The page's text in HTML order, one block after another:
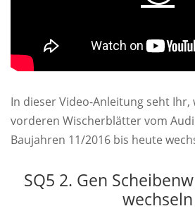
In dieser Video-Anleitung seht Ihr,
vorderen Wischerblätter vom Audi
Baujahren 11/2016 bis heute
SQ5 2. Gen
wechseln